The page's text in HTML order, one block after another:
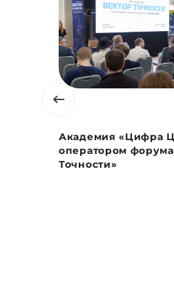
Академия «Цифра
оператором
Точности»